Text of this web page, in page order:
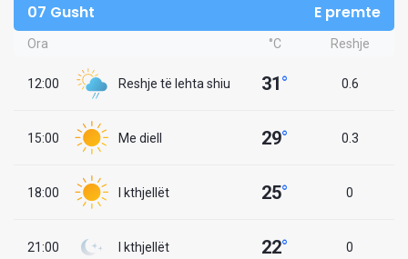
07 Gusht E premte
Ora °C Reshje
12:00 Reshje të lehta shiu 31° 0.6
15:00 Me diell 29° 0.3
18:00 I kthjellët 25° 0
21:00 I kthjellët 22° 0